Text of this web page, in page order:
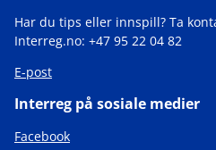
Har du tips eller innspill? Ta
Interreg.no: +47 95 22 04 82
E-post
Interreg på sosiale medier
Facebook